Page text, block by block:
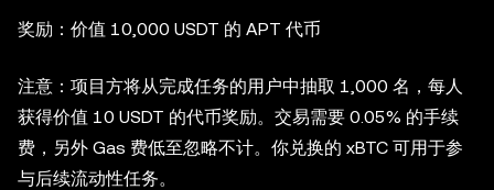
奖励：价值 10,000 USDT 的 APT 代币
注意：项目方将从完成任务的用户中抽取 1,000 名，每人
获得价值 10 USDT 的代币奖励。交易需要 0.05% 的手续
费，另外 Gas 费低至忽略不计。你兑换的 xBTC 可用于参
与后续流动性任务。